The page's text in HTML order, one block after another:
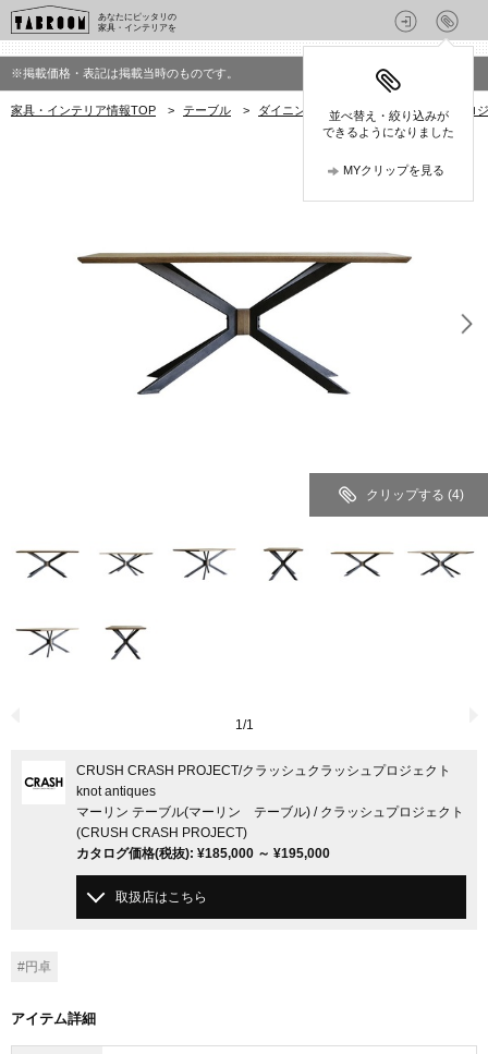
あなたにピッタリの
家具・インテリアを
並べ替え・絞り込みが
できるようになりました
MYクリップを見る
※掲載価格・表記は掲載当時のものです。
家具・インテリア情報TOP > テーブル > ダイニングテーブル クラッシュプロ
クリップする (4)
1/1
CRUSH CRASH PROJECT/クラッシュクラッシュプロジェクト
knot antiques
マーリン テーブル(マーリン テーブル) / クラッシュプロジェクト
(CRUSH CRASH PROJECT)
カタログ価格(税抜): ¥185,000 ～ ¥195,000
取扱店はこちら
#円卓
アイテム詳細